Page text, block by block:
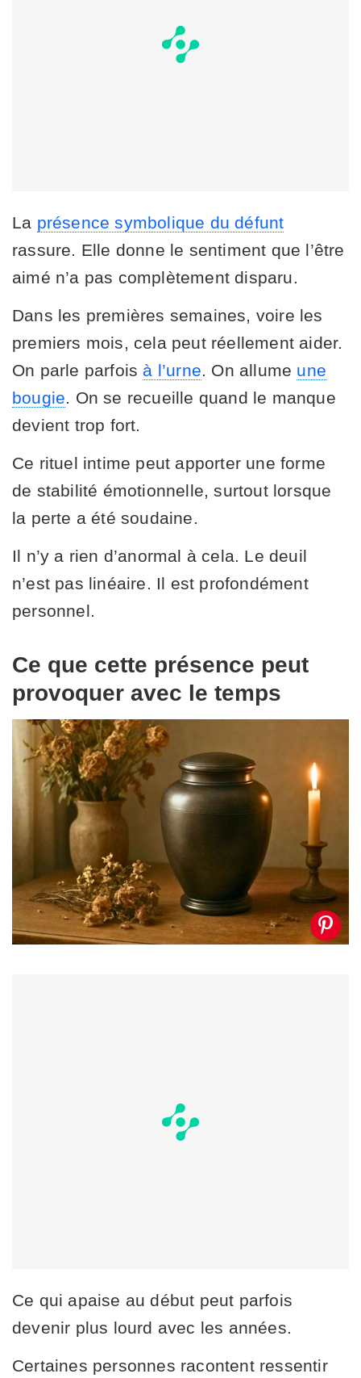
La présence symbolique du défunt
rassure. Elle donne le sentiment que l’être
aimé n’a pas complètement disparu.
Dans les premières semaines, voire les
premiers mois, cela peut réellement aider.
On parle parfois à l’urne. On allume une
bougie. On se recueille quand le manque
devient trop fort.
Ce rituel intime peut apporter une forme
de stabilité émotionnelle, surtout lorsque
la perte a été soudaine.
Il n’y a rien d’anormal à cela. Le deuil
n’est pas linéaire. Il est profondément
personnel.
Ce que cette présence peut
provoquer avec le temps
Ce qui apaise au début peut parfois
devenir plus lourd avec les années.
Certaines personnes racontent ressentir